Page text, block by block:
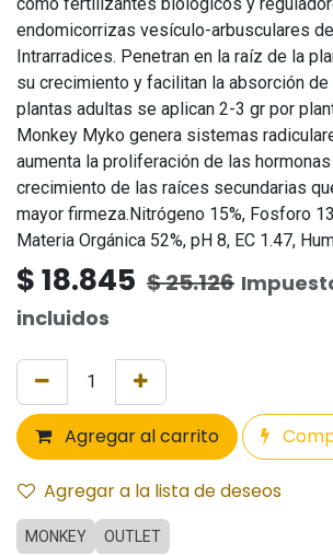
endomicorrizas vesículo-arbusculares
Intrarradices. Penetran en la raíz de la
su crecimiento y facilitan la absorción
plantas adultas se aplican 2-3 gr por
Monkey Myko genera sistemas
aumenta la proliferación de las
crecimiento de las raíces secundarias
mayor firmeza.Nitrógeno 15%, Fosforo
Materia Orgánica 52%, pH 8, EC 1.47,
$18.845 $25.126
incluidos
Agregar al carrito
Agregar a la lista de deseos
MONKEY OUTLET